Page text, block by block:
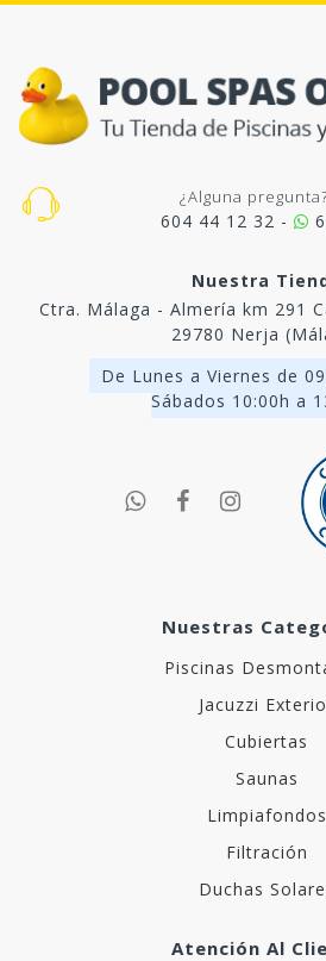
¿Alguna
604 44 12 32 -
Nuestra
Ctra. Málaga - Almería km 291
29780 Nerja
De Lunes a Viernes de
Sábados 10:00h a
Nuestras
Piscinas
Jacuzzi
Cubiertas
Saunas
Limpiafondos
Filtración
Duchas
Atención Al